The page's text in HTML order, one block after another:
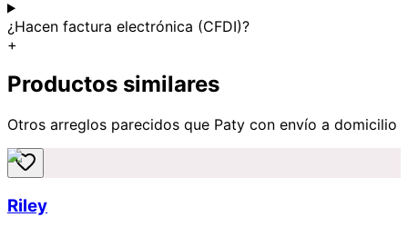
¿Hacen factura electrónica (CFDI)?
+
Productos similares
Otros arreglos parecidos que Paty con envío a domicilio
Riley